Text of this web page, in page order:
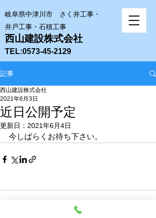
岐阜県中津川市​ さく井工事・
井戸工事・石積工事
西山建設株式会社
TEL:0573-45-2129
記事
近日公開予定
西山建設株式会社
2021年6月3日
更新日： 2021年6月4日
今しばらくお待ち下さい。